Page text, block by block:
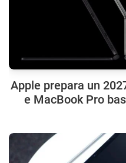
Apple prepara un
e MacBook Pro